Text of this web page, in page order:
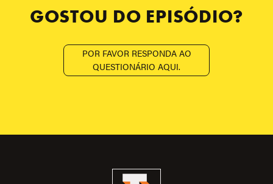
GOSTOU DO EPISÓDIO?
POR FAVOR RESPONDA AO
QUESTIONÁRIO AQUI.